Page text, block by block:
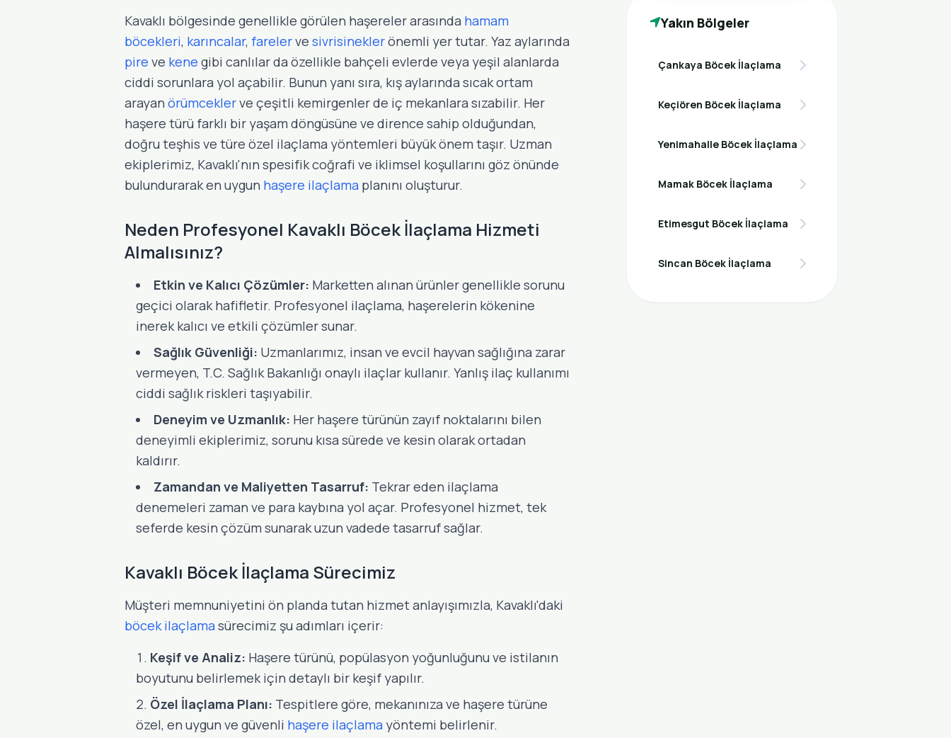
Kavaklı bölgesinde genellikle görülen haşereler arasında hamam
böcekleri, karıncalar, farelerve sivrisineklerönemli yer tutar. Yaz aylarında
pire ve kene gibi canlılar da özellikle bahçeli evlerde veya yeşil alanlarda
ciddi sorunlara yol açabilir. Bunun yanı sıra, kış aylarında sıcak ortam
arayan örümceklerve çeşitli kemirgenler de iç mekanlara sızabilir. Her
haşere türü farklı bir yaşam döngüsüne ve dirence sahip olduğundan,
doğru teşhis ve türe özel ilaçlama yöntemleri büyük önem taşır. Uzman
ekiplerimiz, Kavaklı'nın spesifik coğrafi ve iklimsel koşullarını göz önünde
bulundurarak en uygun haşere ilaçlama planını oluşturur.
Neden Profesyonel Kavaklı Böcek İlaçlama Hizmeti
Almalısınız?
Etkin ve Kalıcı Çözümler: Marketten alınan ürünler genellikle sorunu
geçici olarak hafifletir. Profesyonel ilaçlama, haşerelerin kökenine
inerek kalıcı ve etkili çözümler sunar.
Sağlık Güvenliği: Uzmanlarımız, insan ve evcil hayvan sağlığına zarar
vermeyen, T.C. Sağlık Bakanlığı onaylı ilaçlar kullanır. Yanlış ilaç kullanımı
ciddi sağlık riskleri taşıyabilir.
Deneyim ve Uzmanlık: Her haşere türünün zayıf noktalarını bilen
deneyimli ekiplerimiz, sorunu kısa sürede ve kesin olarak ortadan
kaldırır.
Zamandan ve Maliyetten Tasarruf: Tekrar eden ilaçlama
denemeleri zaman ve para kaybına yol açar. Profesyonel hizmet, tek
seferde kesin çözüm sunarak uzun vadede tasarruf sağlar.
Kavaklı Böcek İlaçlama Sürecimiz
Müşteri memnuniyetini ön planda tutan hizmet anlayışımızla, Kavaklı'daki
böcek ilaçlama sürecimiz şu adımları içerir:
Keşif ve Analiz: Haşere türünü, popülasyon yoğunluğunu ve istilanın
boyutunu belirlemek için detaylı bir keşif yapılır.
Özel İlaçlama Planı: Tespitlere göre, mekanınıza ve haşere türüne
özel, en uygun ve güvenli haşere ilaçlama yöntemi belirlenir.
Yakın Bölgeler
Çankaya Böcek İlaçlama
Keçiören Böcek İlaçlama
Yenimahalle Böcek İlaçlama
Mamak Böcek İlaçlama
Etimesgut Böcek İlaçlama
Sincan Böcek İlaçlama